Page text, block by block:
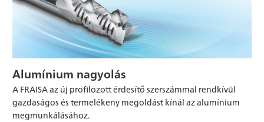
Alumínium nagyolás
A FRAISA az új profilozott érdesítő szerszámmal rendkívül
gazdaságos és termelékeny megoldást kínál az alumínium
megmunkálásához.